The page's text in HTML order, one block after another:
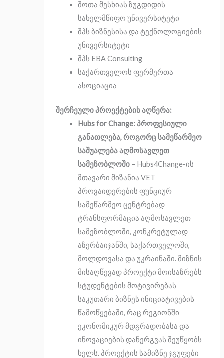
შოთა მესხიას ზუგდიდის
სახელმწიფო უნივერსიტეტი
შპს ბიზნესისა და ტექნოლოგიების
უნივერსიტეტი
შპს EBA Consulting
საქართველოს ფერმერთა
ასოციაცია
შერჩეული პროექტების აღწერა:
Hubs for Change: პროფესიული
განათლება, როგორც სამეწარმეო
საშუალება აღმოსავლეთ
სამეზობლოში – Hubs4Change-ის
მთავარი მიზანია VET
პროვაიდერების ფუნციურ
სამეწარმეო ცენტრებად
ტრანსფორმაცია აღმოსავლეთ
სამეზობლოში, კონკრეტულად
აზერბაიჯანში, საქართველოში,
მოლდოვასა და უკრაინაში. მიზნის
მისაღწევად პროექტი მოისაზრებს
სტუდენტების მოტივირებას
საკუთარი ბიზნეს ინიციატივების
წამოწყებაში, რაც რეგიონში
ეკონომიკურ მდგრადობასა და
ინოვაციების დანერგვას შეუწყობს
ხელს. პროექტის სამიზნე ჯგუფები